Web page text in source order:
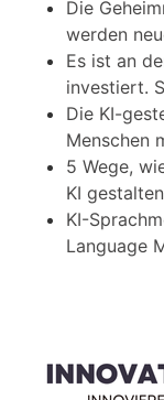
Die
werden
Es ist an
investiert.
Die KI-
Menschen
5 Wege,
KI
KI-
Language